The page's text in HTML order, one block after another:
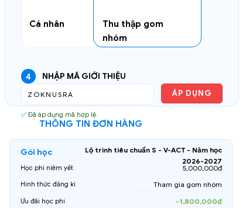
4 NHẬP MÃ GIỚI THIỆU
✅ Đã áp dụng mã hợp lệ.
ÁP DỤNG
Cá nhân
Thu thập gom
nhóm
THÔNG TIN ĐƠN HÀNG
Hình thức đăng kí Tham gia gom nhóm
Ưu đãi học phí -1,800,000đ
5,000,000đ
Học phí niêm yết
Lộ trình tiêu chuẩn S - V-ACT - Năm học
2026-2027
Gói học